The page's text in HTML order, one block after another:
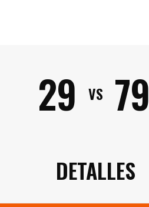
29 VS 79
DETALLES